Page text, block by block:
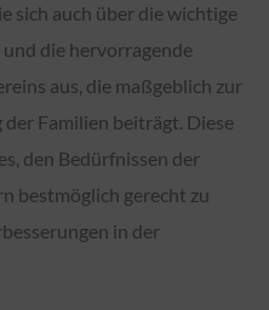
sich auch über die wichtige
die hervorragende
aus, die maßgeblich zur
Familien beiträgt. Diese
den Bedürfnissen der
bestmöglich gerecht zu
in der